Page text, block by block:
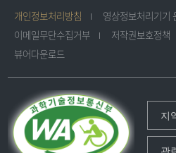
개인정보처리방침
영상정보처리기기
이메일무단수집거부
저작권보호정책
뷰어다운로드
지